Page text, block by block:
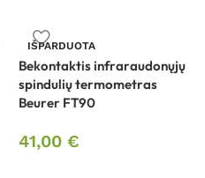
IŠPARDUOTA
Bekontaktis infraraudonųjų
spindulių termometras
Beurer FT90
41,00€